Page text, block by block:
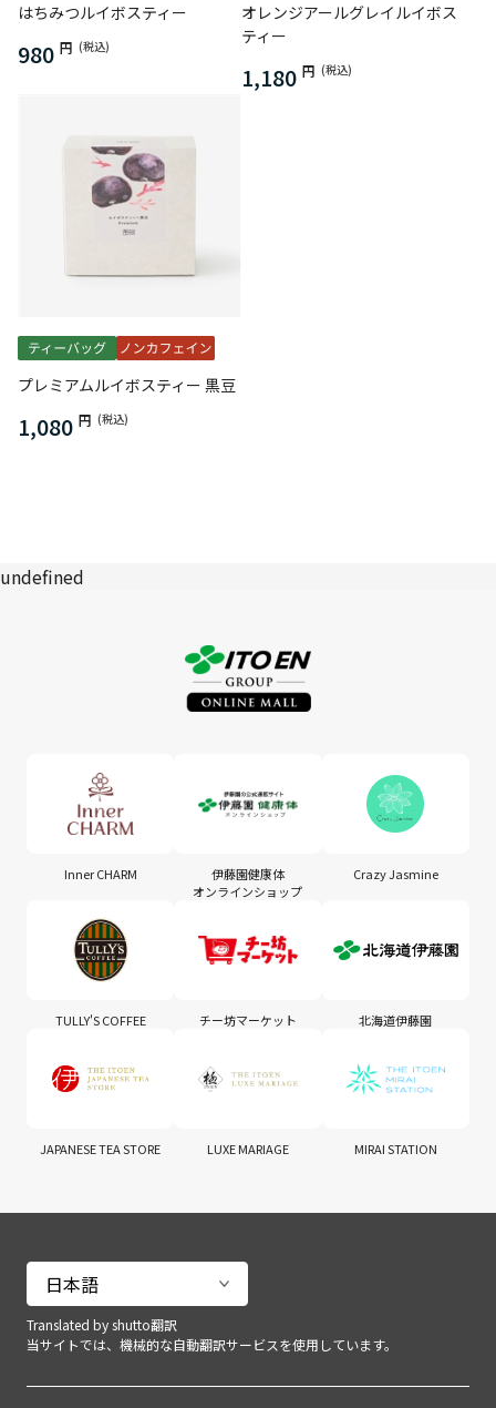
はちみつルイボスティー
980 円 (税込)
オレンジアールグレイルイボス
ティー
1,180 円 (税込)
プレミアムルイボスティー 黒豆
1,080 円 (税込)
undefined
Translated by shutto翻訳
当サイトでは、機械的な自動翻訳サービスを使用しています。
Inner CHARM
伊藤園健康体
オンラインショップ
Crazy Jasmine
TULLY'S COFFEE チー坊マーケット 北海道伊藤園
JAPANESE TEA STORE LUXE MARIAGE MIRAI STATION